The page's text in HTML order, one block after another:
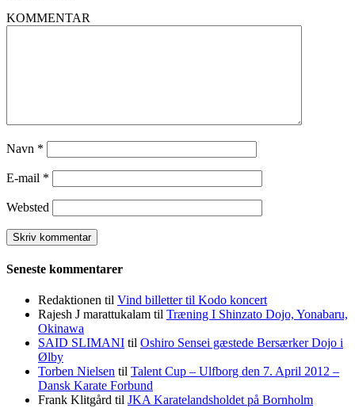
KOMMENTAR
Navn *
E-mail *
Websted
Seneste kommentarer
Redaktionen til Vind billetter til Kodo koncert
Rajesh J marattukalam til Træning I Shinzato Dojo, Yonabaru,
Okinawa
SAID SLIMANI til Oshiro Sensei gæstede Bersærker Dojo i
Ølby
Torben Nielsen til Talent Cup – Ulfborg den 7. April 2012 –
Dansk Karate Forbund
Frank Klitgård til JKA Karatelandsholdet på Bornholm